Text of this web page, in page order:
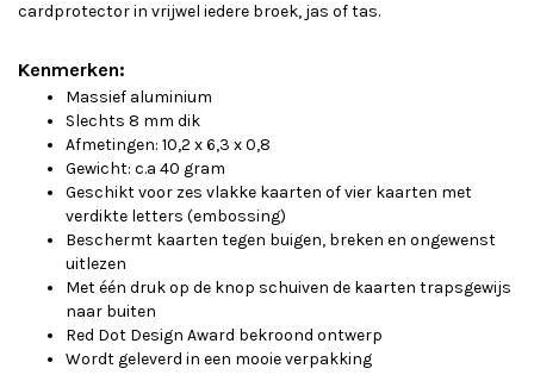
cardprotector in vrijwel iedere broek, jas of tas.
Kenmerken:
Massief aluminium
Slechts 8 mm dik
Afmetingen: 10,2 x 6,3 x 0,8
Gewicht: c.a 40 gram
Geschikt voor zes vlakke kaarten of vier kaarten met
verdikte letters (embossing)
Beschermt kaarten tegen buigen, breken en ongewenst
uitlezen
Met één druk op de knop schuiven de kaarten trapsgewijs
naar buiten
Red Dot Design Award bekroond ontwerp
Wordt geleverd in een mooie verpakking